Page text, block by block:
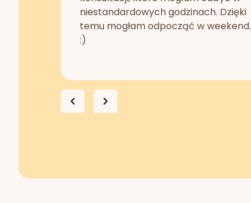
niestandardowych godzinach. Dzięki
temu mogłam odpocząć w weekend.
:)